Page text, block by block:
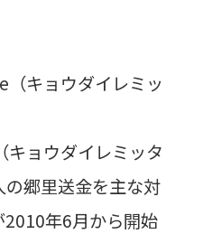
キョウダイレミッ
キョウダイレミッタ
郷里送金を主な対
年6月から開始